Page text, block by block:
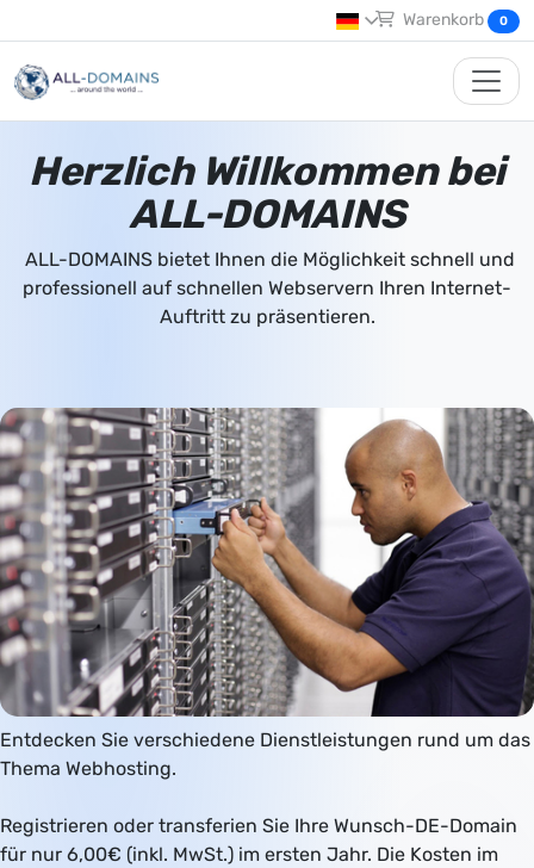
Warenkorb 0
Herzlich Willkommen bei
ALL-DOMAINS
ALL-DOMAINS bietet Ihnen die Möglichkeit schnell und
professionell auf schnellen Webservern Ihren Internet-
Auftritt zu präsentieren.
Entdecken Sie verschiedene Dienstleistungen rund um das
Thema Webhosting.
Registrieren oder transferien Sie Ihre Wunsch-DE-Domain
für nur 6,00€ (inkl. MwSt.) im ersten Jahr. Die Kosten im